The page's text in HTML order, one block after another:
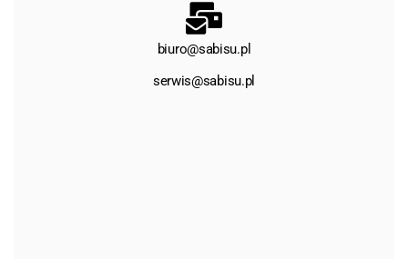
biuro@sabisu.pl
serwis@sabisu.pl